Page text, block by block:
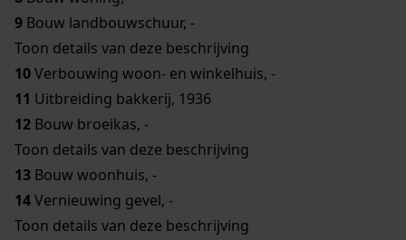
9 Bouw landbouwschuur, -
Toon details van deze beschrijving
10Verbouwing woon- en winkelhuis, -
11 Uitbreiding bakkerij, 1936
12 Bouw broeikas, -
Toon details van deze beschrijving
13 Bouw woonhuis, -
14Vernieuwing gevel, -
Toon details van deze beschrijving